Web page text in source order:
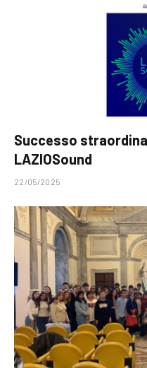
Successo
LAZIOSound
22/05/2025